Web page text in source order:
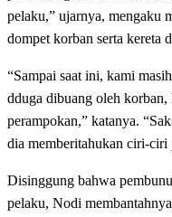
pelaku,” ujarnya, mengaku
dompet korban serta kereta
“Sampai saat ini, kami
dduga dibuang oleh
perampokan,” katanya.
dia memberitahukan ciri-
Disinggung bahwa
pelaku, Nodi